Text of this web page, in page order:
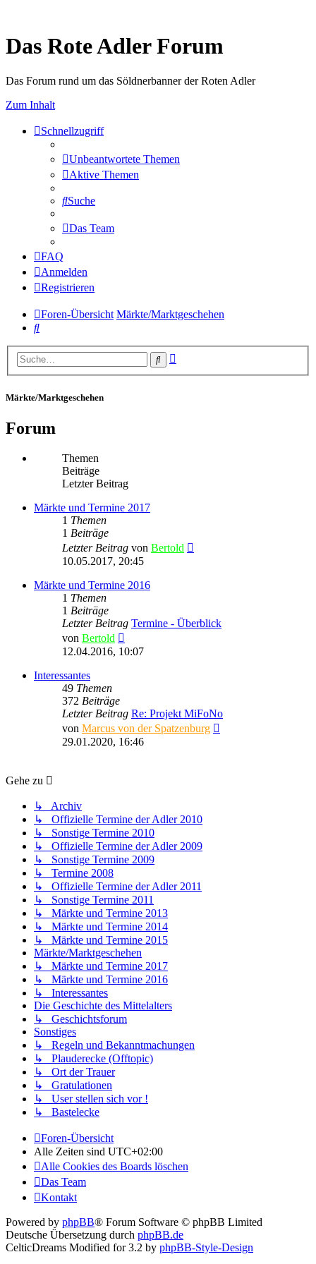
Das Rote Adler Forum
Das Forum rund um das Söldnerbanner der Roten Adler
Zum Inhalt
Schnellzugriff
Unbeantwortete Themen
Aktive Themen
Suche
Das Team
FAQ
Anmelden
Registrieren
Foren-Übersicht Märkte/Marktgeschehen
Suche
Suche
Märkte/Marktgeschehen
Forum
Themen
Beiträge
Letzter Beitrag
Märkte und Termine 2017
1 Themen
1 Beiträge
Letzter Beitrag von Bertold
10.05.2017, 20:45
Märkte und Termine 2016
1 Themen
1 Beiträge
Letzter Beitrag Termine - Überblick
von Bertold
Beitrag
12.04.2016, 10:07
Interessantes
49 Themen
372 Beiträge
Letzter Beitrag Re: Projekt MiFoNo
von Marcus von der Spatzenburg
29.01.2020, 16:46
Gehe zu
↳ Archiv
↳ Offizielle Termine der Adler 2010
↳ Sonstige Termine 2010
↳ Offizielle Termine der Adler 2009
↳ Sonstige Termine 2009
↳ Termine 2008
↳ Offizielle Termine der Adler 2011
↳ Sonstige Termine 2011
↳ Märkte und Termine 2013
↳ Märkte und Termine 2014
↳ Märkte und Termine 2015
Märkte/Marktgeschehen
↳ Märkte und Termine 2017
↳ Märkte und Termine 2016
↳ Interessantes
Die Geschichte des Mittelalters
↳ Geschichtsforum
Sonstiges
↳ Regeln und Bekanntmachungen
↳ Plauderecke (Offtopic)
↳ Ort der Trauer
↳ Gratulationen
↳ User stellen sich vor !
↳ Bastelecke
Foren-Übersicht
Alle Zeiten sind UTC+02:00
Alle Cookies des Boards löschen
Das Team
Kontakt
Powered by phpBB® Forum Software © phpBB Limited
Deutsche Übersetzung durch phpBB.de
CelticDreams Modified for 3.2 by phpBB-Style-Design